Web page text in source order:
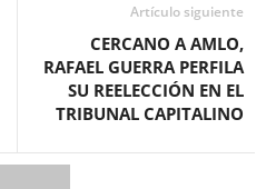
Artículo siguiente
CERCANO A AMLO,
RAFAEL GUERRA PERFILA
SU REELECCIÓN EN EL
TRIBUNAL CAPITALINO